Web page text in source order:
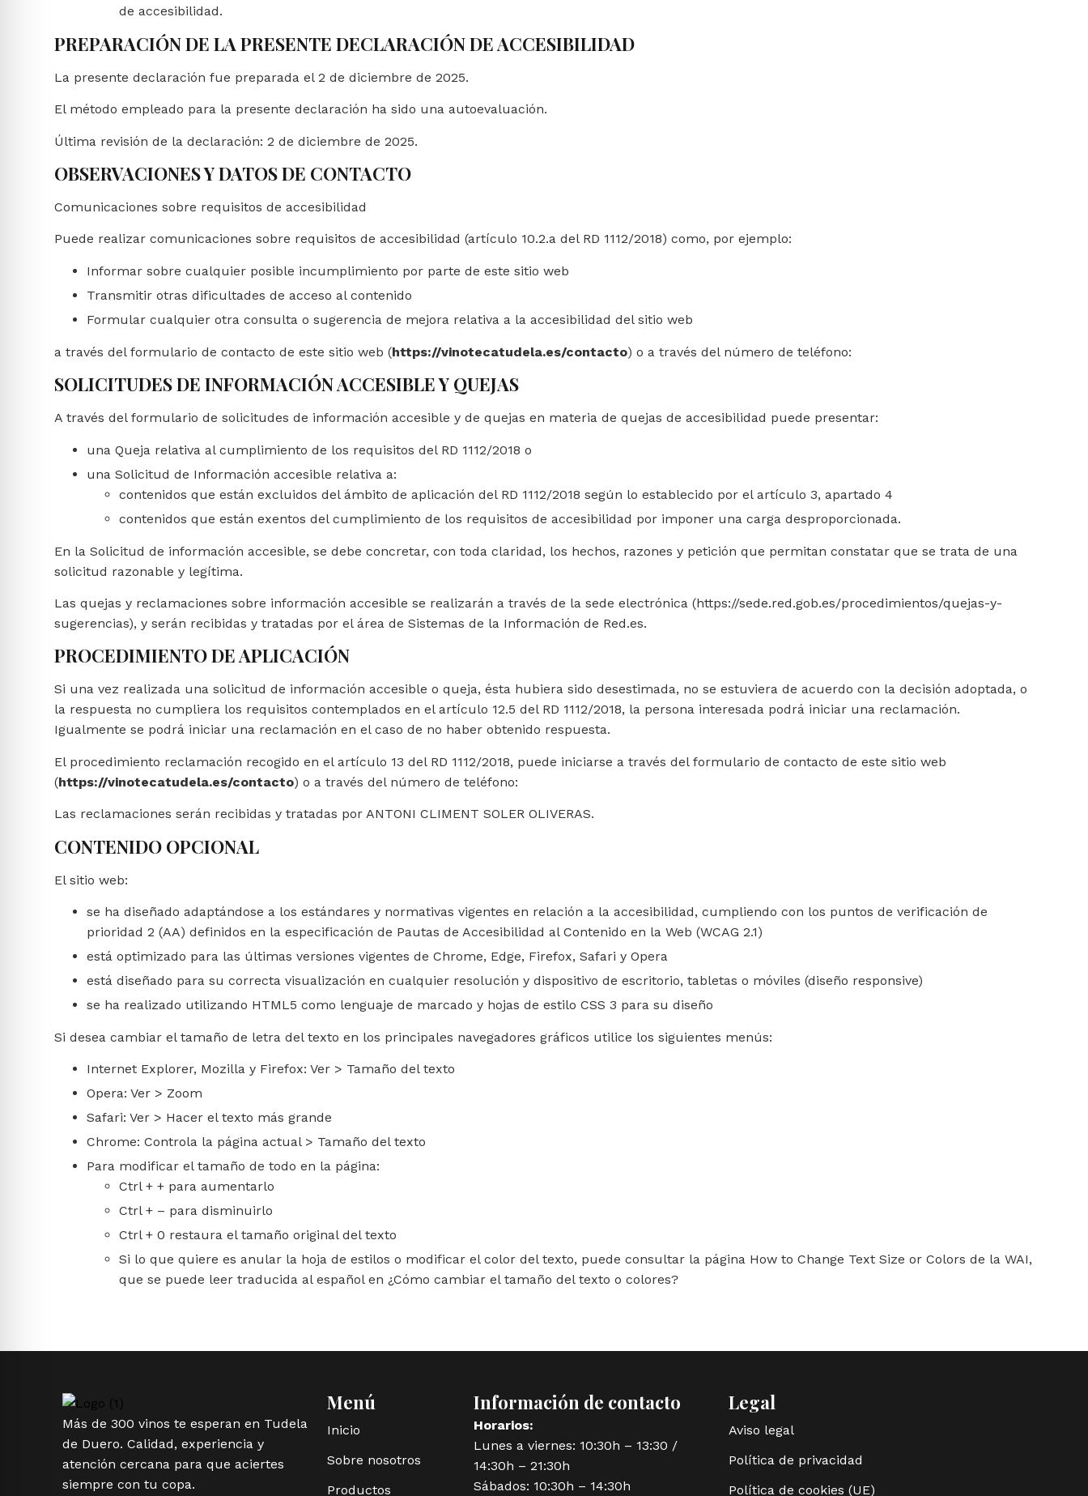
de accesibilidad.
PREPARACIÓN DE LA PRESENTE DECLARACIÓN DE ACCESIBILIDAD
La presente declaración fue preparada el 2 de diciembre de 2025.
El método empleado para la presente declaración ha sido una autoevaluación.
Última revisión de la declaración: 2 de diciembre de 2025.
OBSERVACIONES Y DATOS DE CONTACTO
Comunicaciones sobre requisitos de accesibilidad
Puede realizar comunicaciones sobre requisitos de accesibilidad (artículo 10.2.a del RD 1112/2018) como, por ejemplo:
Informar sobre cualquier posible incumplimiento por parte de este sitio web
Transmitir otras dificultades de acceso al contenido
Formular cualquier otra consulta o sugerencia de mejora relativa a la accesibilidad del sitio web
a través del formulario de contacto de este sitio web (https://vinotecatudela.es/contacto) o a través del número de teléfono:
SOLICITUDES DE INFORMACIÓN ACCESIBLE Y QUEJAS
A través del formulario de solicitudes de información accesible y de quejas en materia de quejas de accesibilidad puede presentar:
una Queja relativa al cumplimiento de los requisitos del RD 1112/2018 o
una Solicitud de Información accesible relativa a:
contenidos que están excluidos del ámbito de aplicación del RD 1112/2018 según lo establecido por el artículo 3, apartado 4
contenidos que están exentos del cumplimiento de los requisitos de accesibilidad por imponer una carga desproporcionada.
En la Solicitud de información accesible, se debe concretar, con toda claridad, los hechos, razones y petición que permitan constatar que se trata de una
solicitud razonable y legítima.
Las quejas y reclamaciones sobre información accesible se realizarán a través de la sede electrónica (https://sede.red.gob.es/procedimientos/quejas-y-
sugerencias), y serán recibidas y tratadas por el área de Sistemas de la Información de Red.es.
PROCEDIMIENTO DE APLICACIÓN
Si una vez realizada una solicitud de información accesible o queja, ésta hubiera sido desestimada, no se estuviera de acuerdo con la decisión adoptada, o
la respuesta no cumpliera los requisitos contemplados en el artículo 12.5 del RD 1112/2018, la persona interesada podrá iniciar una reclamación.
Igualmente se podrá iniciar una reclamación en el caso de no haber obtenido respuesta.
El procedimiento reclamación recogido en el artículo 13 del RD 1112/2018, puede iniciarse a través del formulario de contacto de este sitio web
(https://vinotecatudela.es/contacto) o a través del número de teléfono:
Las reclamaciones serán recibidas y tratadas por ANTONI CLIMENT SOLER OLIVERAS.
CONTENIDO OPCIONAL
El sitio web:
se ha diseñado adaptándose a los estándares y normativas vigentes en relación a la accesibilidad, cumpliendo con los puntos de verificación de
prioridad 2 (AA) definidos en la especificación de Pautas de Accesibilidad al Contenido en la Web (WCAG 2.1)
está optimizado para las últimas versiones vigentes de Chrome, Edge, Firefox, Safari y Opera
está diseñado para su correcta visualización en cualquier resolución y dispositivo de escritorio, tabletas o móviles (diseño responsive)
se ha realizado utilizando HTML5 como lenguaje de marcado y hojas de estilo CSS 3 para su diseño
Si desea cambiar el tamaño de letra del texto en los principales navegadores gráficos utilice los siguientes menús:
Internet Explorer, Mozilla y Firefox: Ver > Tamaño del texto
Opera: Ver > Zoom
Safari: Ver > Hacer el texto más grande
Chrome: Controla la página actual > Tamaño del texto
Para modificar el tamaño de todo en la página:
Ctrl + + para aumentarlo
Ctrl + – para disminuirlo
Ctrl + 0 restaura el tamaño original del texto
Si lo que quiere es anular la hoja de estilos o modificar el color del texto, puede consultar la página How to Change Text Size or Colors de la WAI,
que se puede leer traducida al español en ¿Cómo cambiar el tamaño del texto o colores?
Más de 300 vinos te esperan en Tudela
de Duero. Calidad, experiencia y
atención cercana para que aciertes
siempre con tu copa.
Menú
Inicio
Sobre nosotros
Productos
Información de contacto
Horarios:
Lunes a viernes: 10:30h – 13:30 /
14:30h – 21:30h
Sábados: 10:30h – 14:30h
Legal
Aviso legal
Política de privacidad
Política de cookies (UE)